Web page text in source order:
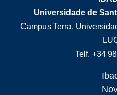
Universidade de
Campus Terra.
Telf. +34